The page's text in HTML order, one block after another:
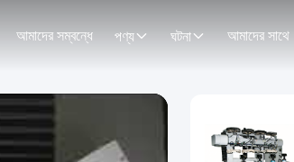
আমাদের সম্বন্ধে পণ্য ঘটনা